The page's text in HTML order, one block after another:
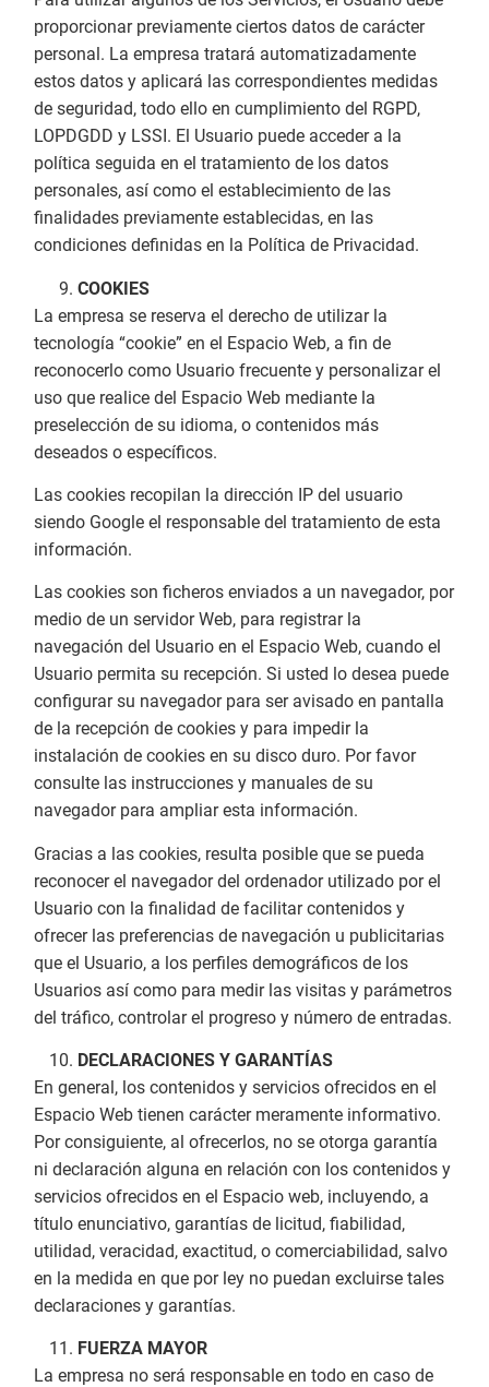
proporcionar previamente ciertos datos de carácter
personal. La empresa tratará automatizadamente
estos datos y aplicará las correspondientes medidas
de seguridad, todo ello en cumplimiento del RGPD,
LOPDGDD y LSSI. El Usuario puede acceder a la
política seguida en el tratamiento de los datos
personales, así como el establecimiento de las
finalidades previamente establecidas, en las
condiciones definidas en la Política de Privacidad.
COOKIES
La empresa se reserva el derecho de utilizar la
tecnología “cookie” en el Espacio Web, a fin de
reconocerlo como Usuario frecuente y personalizar el
uso que realice del Espacio Web mediante la
preselección de su idioma, o contenidos más
deseados o específicos.
Las cookies recopilan la dirección IP del usuario
siendo Google el responsable del tratamiento de esta
información.
Las cookies son ficheros enviados a un navegador, por
medio de un servidor Web, para registrar la
navegación del Usuario en el Espacio Web, cuando el
Usuario permita su recepción. Si usted lo desea puede
configurar su navegador para ser avisado en pantalla
de la recepción de cookies y para impedir la
instalación de cookies en su disco duro. Por favor
consulte las instrucciones y manuales de su
navegador para ampliar esta información.
Gracias a las cookies, resulta posible que se pueda
reconocer el navegador del ordenador utilizado por el
Usuario con la finalidad de facilitar contenidos y
ofrecer las preferencias de navegación u publicitarias
que el Usuario, a los perfiles demográficos de los
Usuarios así como para medir las visitas y parámetros
del tráfico, controlar el progreso y número de entradas.
DECLARACIONES Y GARANTÍAS
En general, los contenidos y servicios ofrecidos en el
Espacio Web tienen carácter meramente informativo.
Por consiguiente, al ofrecerlos, no se otorga garantía
ni declaración alguna en relación con los contenidos y
servicios ofrecidos en el Espacio web, incluyendo, a
título enunciativo, garantías de licitud, fiabilidad,
utilidad, veracidad, exactitud, o comerciabilidad, salvo
en la medida en que por ley no puedan excluirse tales
declaraciones y garantías.
FUERZA MAYOR
La empresa no será responsable en todo en caso de